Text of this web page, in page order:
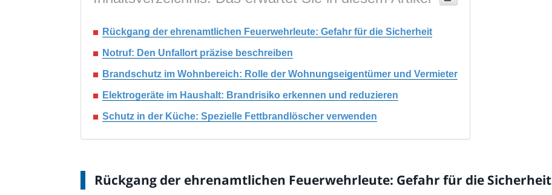
Rückgang der ehrenamtlichen Feuerwehrleute: Gefahr für die Sicherheit
Notruf: Den Unfallort präzise beschreiben
Brandschutz im Wohnbereich: Rolle der Wohnungseigentümer und Vermieter
Elektrogeräte im Haushalt: Brandrisiko erkennen und reduzieren
Schutz in der Küche: Spezielle Fettbrandlöscher verwenden
Rückgang der ehrenamtlichen Feuerwehrleute: Gefahr für die Sicherheit